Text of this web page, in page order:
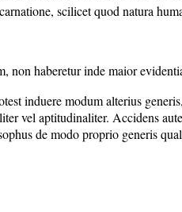
scilicet quod natura
non haberetur inde maior
induere modum alterius
vel aptitudinaliter. Accidens
de modo proprio generis